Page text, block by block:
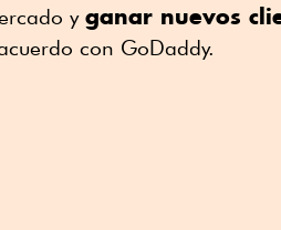
y ganar nuevos
con GoDaddy.